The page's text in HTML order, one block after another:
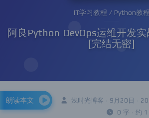
IT学习教程 / Python教程
阿良Python DevOps运维开发
[完结无密]
浅时光博客 · 9月20日 ·
0 字 · 约
朗读本文